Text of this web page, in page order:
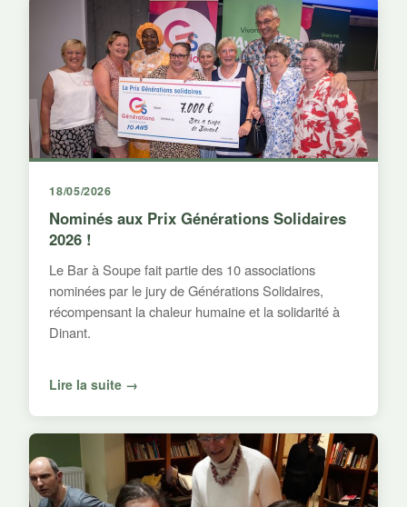
18/05/2026
Nominés aux Prix Générations Solidaires
2026 !
Le Bar à Soupe fait partie des 10 associations
nominées par le jury de Générations Solidaires,
récompensant la chaleur humaine et la solidarité à
Dinant.
Lire la suite →